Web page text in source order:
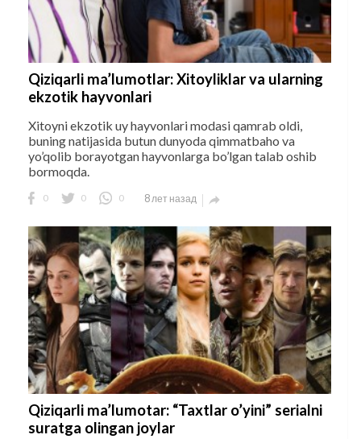
Qiziqarli ma’lumotlar: Xitoyliklar va ularning
ekzotik hayvonlari
Xitoyni ekzotik uy hayvonlari modasi qamrab oldi,
buning natijasida butun dunyoda qimmatbaho va
yo’qolib borayotgan hayvonlarga bo’lgan talab oshib
bormoqda.
0 0 0 8 лет назад 
Qiziqarli ma’lumotar: “Taxtlar o’yini” serialni
suratga olingan joylar